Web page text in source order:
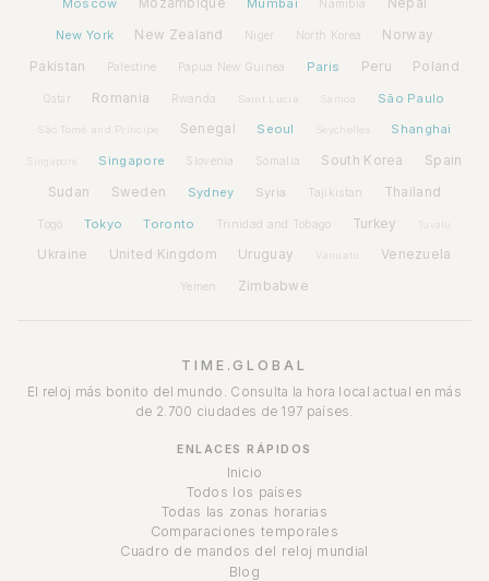
Moscow Mozambique Mumbai Namibia Nepal
New York New Zealand Niger North Korea Norway
Pakistan Palestine Papua New Guinea Paris Peru Poland
Qatar Romania Rwanda Saint Lucia Samoa São Paulo
São Tomé and Príncipe Senegal Seoul Seychelles Shanghai
Singapore Slovenia Somalia South Korea Spain
Sudan Sweden Sydney Syria Tajikistan Thailand
Togo Tokyo Toronto Trinidad and Tobago Turkey Tuvalu
Ukraine United Kingdom Uruguay Vanuatu Venezuela
Yemen Zimbabwe
TIME.GLOBAL
El reloj más bonito del mundo. Consulta la hora local actual en más
de 2.700 ciudades de 197 países.
ENLACES RÁPIDOS
Inicio
Todos los países
Todas las zonas horarias
Comparaciones temporales
Cuadro de mandos del reloj mundial
Blog